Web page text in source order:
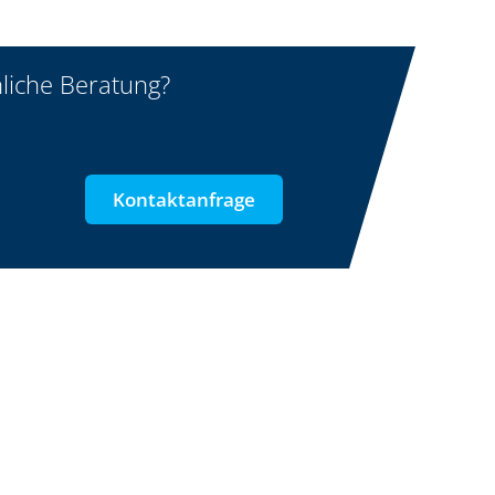
Beratung?
Kontaktanfrage